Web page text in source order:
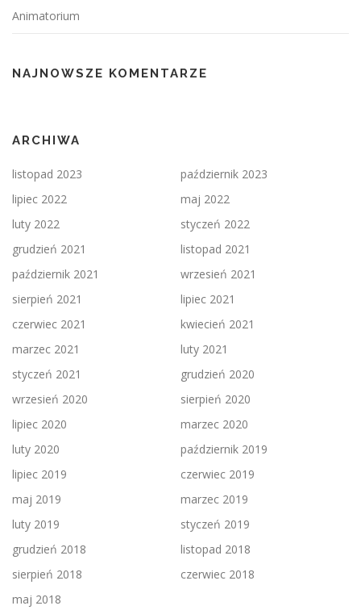
Animatorium
NAJNOWSZE KOMENTARZE
ARCHIWA
listopad 2023
październik 2023
lipiec 2022
maj 2022
luty 2022
styczeń 2022
grudzień 2021
listopad 2021
październik 2021
wrzesień 2021
sierpień 2021
lipiec 2021
czerwiec 2021
kwiecień 2021
marzec 2021
luty 2021
styczeń 2021
grudzień 2020
wrzesień 2020
sierpień 2020
lipiec 2020
marzec 2020
luty 2020
październik 2019
lipiec 2019
czerwiec 2019
maj 2019
marzec 2019
luty 2019
styczeń 2019
grudzień 2018
listopad 2018
sierpień 2018
czerwiec 2018
maj 2018